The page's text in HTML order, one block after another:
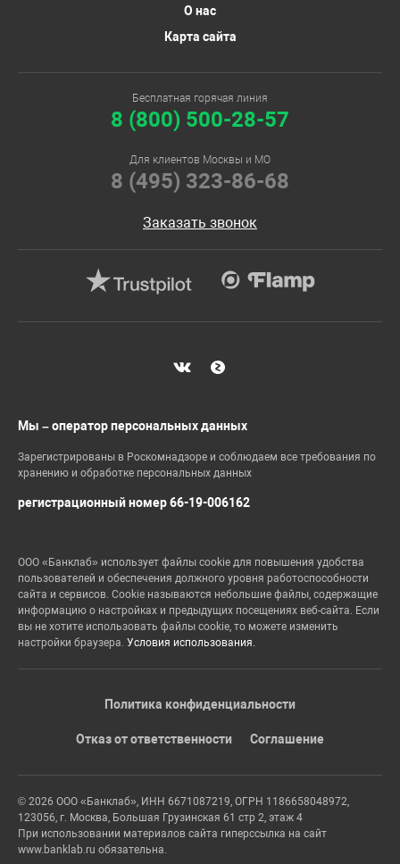
О нас
Карта сайта
Бесплатная горячая линия
8 (800) 500-28-57
Для клиентов Москвы и МО
8 (495) 323-86-68
Заказать звонок
Мы – оператор персональных данных
Зарегистрированы в Роскомнадзоре и соблюдаем все требования по
хранению и обработке персональных данных
регистрационный номер 66-19-006162
ООО «Банклаб» использует файлы cookie для повышения удобства
пользователей и обеспечения должного уровня работоспособности
сайта и сервисов. Cookie называются небольшие файлы, содержащие
информацию о настройках и предыдущих посещениях веб-сайта. Если
вы не хотите использовать файлы cookie, то можете изменить
настройки браузера. Условия использования.
Политика конфиденциальности
Отказ от ответственности Соглашение
© 2026 ООО «Банклаб», ИНН 6671087219, ОГРН 1186658048972,
123056, г. Москва, Большая Грузинская 61 стр 2, этаж 4
При использовании материалов сайта гиперссылка на сайт
www.banklab.ru обязательна.